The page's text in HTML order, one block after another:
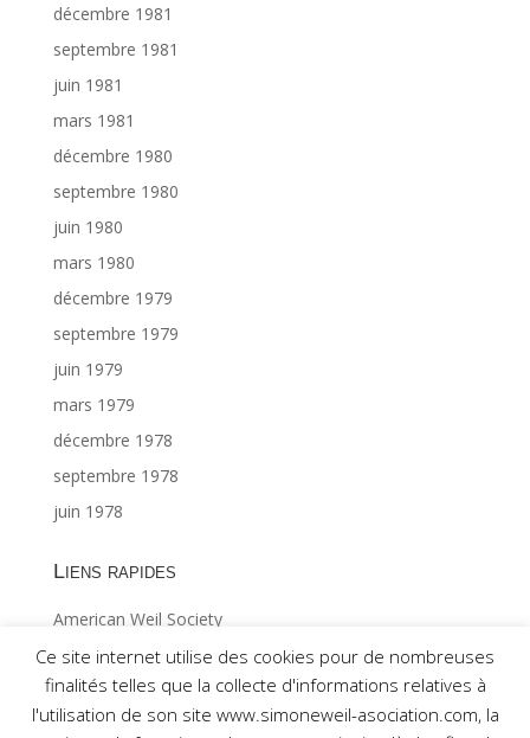
décembre 1981
septembre 1981
juin 1981
mars 1981
décembre 1980
septembre 1980
juin 1980
mars 1980
décembre 1979
septembre 1979
juin 1979
mars 1979
décembre 1978
septembre 1978
juin 1978
Liens rapides
American Weil Society
Index général ©Gabriël MAES 1/2
Index général ©Gabriël MAES 2/2
Ce site internet utilise des cookies pour de nombreuses
finalités telles que la collecte d'informations relatives à
l'utilisation de son site www.simoneweil-asociation.com, la